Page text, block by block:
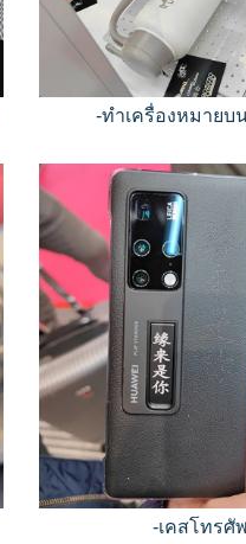
-ทำเครื่องหมายบ
-เคสโทรศั